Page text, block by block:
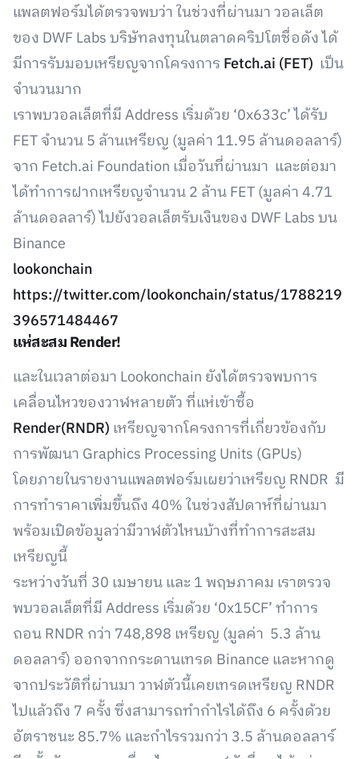
แพลตฟอร์มได้ตรวจพบว่า ในช่วงที่ผ่านมา วอลเล็ต
ของ DWF Labs บริษัทลงทุนในตลาดคริปโตชื่อดัง ได้
มีการรับมอบเหรียญจากโครงการ Fetch.ai (FET) เป็น
จำนวนมาก
เราพบวอลเล็ตที่มี Address เริ่มด้วย ‘0x633c’ ได้รับ
FET จำนวน 5 ล้านเหรียญ (มูลค่า 11.95 ล้านดอลลาร์)
จาก Fetch.ai Foundation เมื่อวันที่ผ่านมา และต่อมา
ได้ทำการฝากเหรียญจำนวน 2 ล้าน FET (มูลค่า 4.71
ล้านดอลลาร์) ไปยังวอลเล็ตรับเงินของ DWF Labs บน
Binance
lookonchain
https://twitter.com/lookonchain/status/1788219
396571484467
แห่สะสม Render!
และในเวลาต่อมา Lookonchain ยังได้ตรวจพบการ
เคลื่อนไหวของวาฬหลายตัว ที่แห่เข้าซื้อ
Render(RNDR) เหรียญจากโครงการที่เกี่ยวข้องกับ
การพัฒนา Graphics Processing Units (GPUs)
โดยภายในรายงานแพลตฟอร์มเผยว่าเหรียญ RNDR มี
การทำราคาเพิ่มขึ้นถึง 40% ในช่วงสัปดาห์ที่ผ่านมา
พร้อมเปิดข้อมูลว่ามีวาฬตัวไหนบ้างที่ทำการสะสม
เหรียญนี้
ระหว่างวันที่ 30 เมษายน และ 1 พฤษภาคม เราตรวจ
พบวอลเล็ตที่มี Address เริ่มด้วย ‘0x15CF’ ทำการ
ถอน RNDR กว่า 748,898 เหรียญ (มูลค่า 5.3 ล้าน
ดอลลาร์) ออกจากกระดานเทรด Binance และหากดู
จากประวัติที่ผ่านมา วาฬตัวนี้เคยเทรดเหรียญ RNDR
ไปแล้วถึง 7 ครั้ง ซึ่งสามารถทำกำไรได้ถึง 6 ครั้งด้วย
อัตราชนะ 85.7% และกำไรรวมกว่า 3.5 ล้านดอลลาร์